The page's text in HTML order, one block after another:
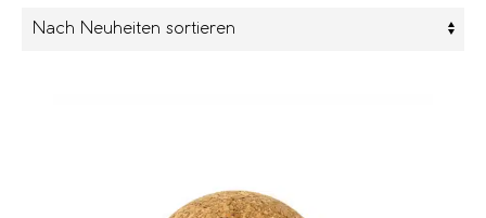
Kategorien